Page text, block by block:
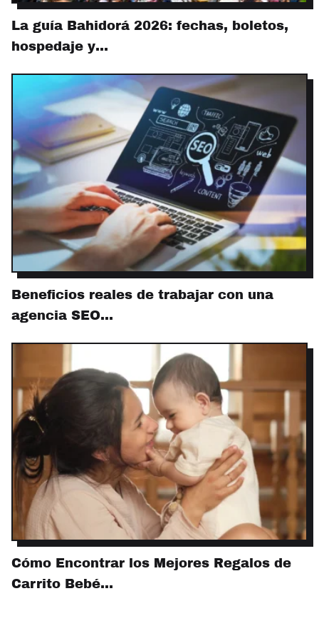
La guía Bahidorá 2026: fechas, boletos,
hospedaje y…
Beneficios reales de trabajar con una
agencia SEO…
Cómo Encontrar los Mejores Regalos de
Carrito Bebé…